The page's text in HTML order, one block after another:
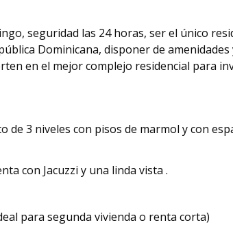
seguridad las 24 horas, ser el único
Dominicana, disponer de amenidades
en el mejor complejo residencial para
3 niveles con pisos de marmol y con
con Jacuzzi y una linda vista .
para segunda vivienda o renta corta)